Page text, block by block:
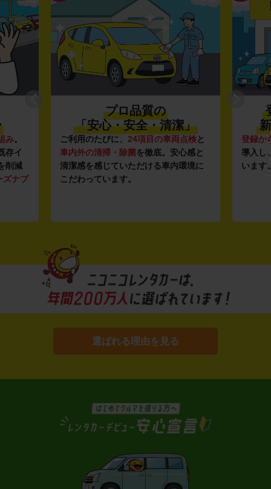
み。
存イ
削減
ズナブ
プロ品質の
「安心・安全・清潔」
ご利用のたびに、 24項目の車両点検と
車内外の清掃・除菌を徹底。安心感と
清潔感を感じていただける車内環境に
こだわっています。
登録か
導入し
います
選ばれる理由を見る